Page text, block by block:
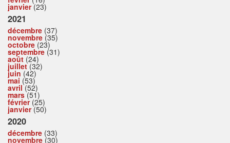
janvier(23)
2021
décembre (37)
novembre (35)
octobre (23)
septembre (31)
août (24)
juillet(32)
juin (42)
mai (53)
avril(52)
mars(51)
février(25)
janvier(50)
2020
décembre (33)
novembre (30)